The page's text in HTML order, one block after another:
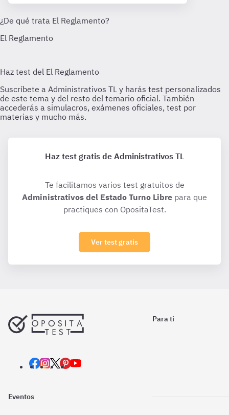
Haz test gratis de Administrativos TL
Te facilitamos varios test gratuitos de
Administrativos del Estado Turno Libre para que
practiques con OpositaTest.
Ver test gratis
Para ti
Eventos